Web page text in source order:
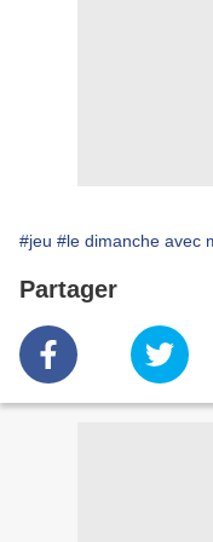
#jeu #le dimanche avec
Partager